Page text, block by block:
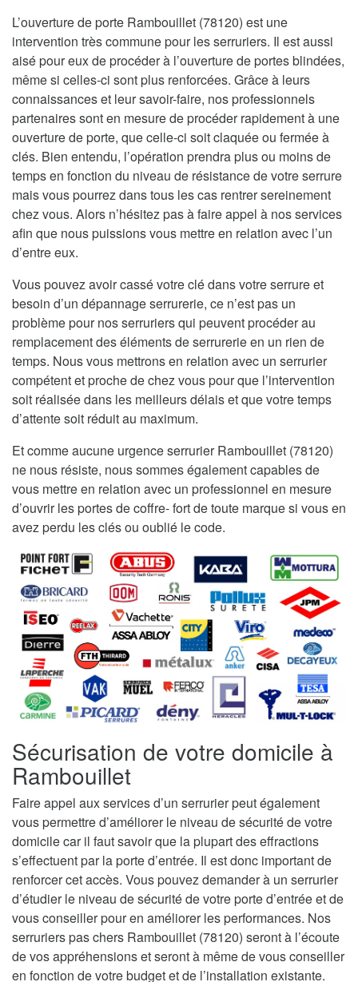
L’ouverture de porte Rambouillet (78120) est une
intervention très commune pour les serruriers. Il est aussi
aisé pour eux de procéder à l’ouverture de portes blindées,
même si celles-ci sont plus renforcées. Grâce à leurs
connaissances et leur savoir-faire, nos professionnels
partenaires sont en mesure de procéder rapidement à une
ouverture de porte, que celle-ci soit claquée ou fermée à
clés. Bien entendu, l’opération prendra plus ou moins de
temps en fonction du niveau de résistance de votre serrure
mais vous pourrez dans tous les cas rentrer sereinement
chez vous. Alors n’hésitez pas à faire appel à nos services
afin que nous puissions vous mettre en relation avec l’un
d’entre eux.
Vous pouvez avoir cassé votre clé dans votre serrure et
besoin d’un dépannage serrurerie, ce n’est pas un
problème pour nos serruriers qui peuvent procéder au
remplacement des éléments de serrurerie en un rien de
temps. Nous vous mettrons en relation avec un serrurier
compétent et proche de chez vous pour que l’intervention
soit réalisée dans les meilleurs délais et que votre temps
d’attente soit réduit au maximum.
Et comme aucune urgence serrurier Rambouillet (78120)
ne nous résiste, nous sommes également capables de
vous mettre en relation avec un professionnel en mesure
d’ouvrir les portes de coffre- fort de toute marque si vous en
avez perdu les clés ou oublié le code.
Sécurisation de votre domicile à
Rambouillet
Faire appel aux services d’un serrurier peut également
vous permettre d’améliorer le niveau de sécurité de votre
domicile car il faut savoir que la plupart des effractions
s’effectuent par la porte d’entrée. Il est donc important de
renforcer cet accès. Vous pouvez demander à un serrurier
d’étudier le niveau de sécurité de votre porte d’entrée et de
vous conseiller pour en améliorer les performances. Nos
serruriers pas chers Rambouillet (78120) seront à l’écoute
de vos appréhensions et seront à même de vous conseiller
en fonction de votre budget et de l’installation existante.